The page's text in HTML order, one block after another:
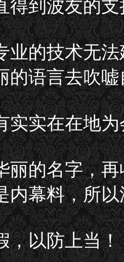
得到波友的支
业的技术无
的语言去吹
实实在在地
丽的名字，
内幕料，所
，以防上当！